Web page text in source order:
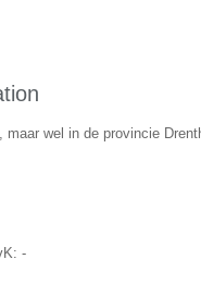
wel in de provincie
-